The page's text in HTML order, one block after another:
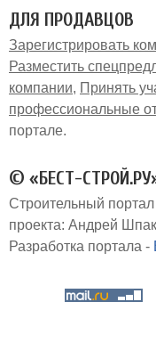
ДЛЯ ПРОДАВЦОВ
Зарегистрировать
Разместить
компании
Принять
профессиональные
портале
© «БЕСТ-
Строительный портал
проекта: Андрей Шпак
Разработка портала -